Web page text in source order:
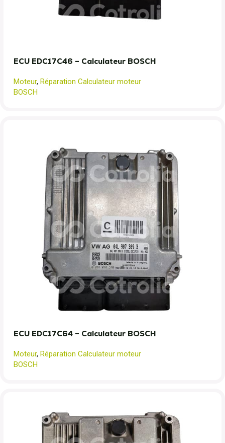
ECU EDC17C46 – Calculateur BOSCH
Moteur, Réparation Calculateur moteur
BOSCH
ECU EDC17C64 – Calculateur BOSCH
Moteur, Réparation Calculateur moteur
BOSCH